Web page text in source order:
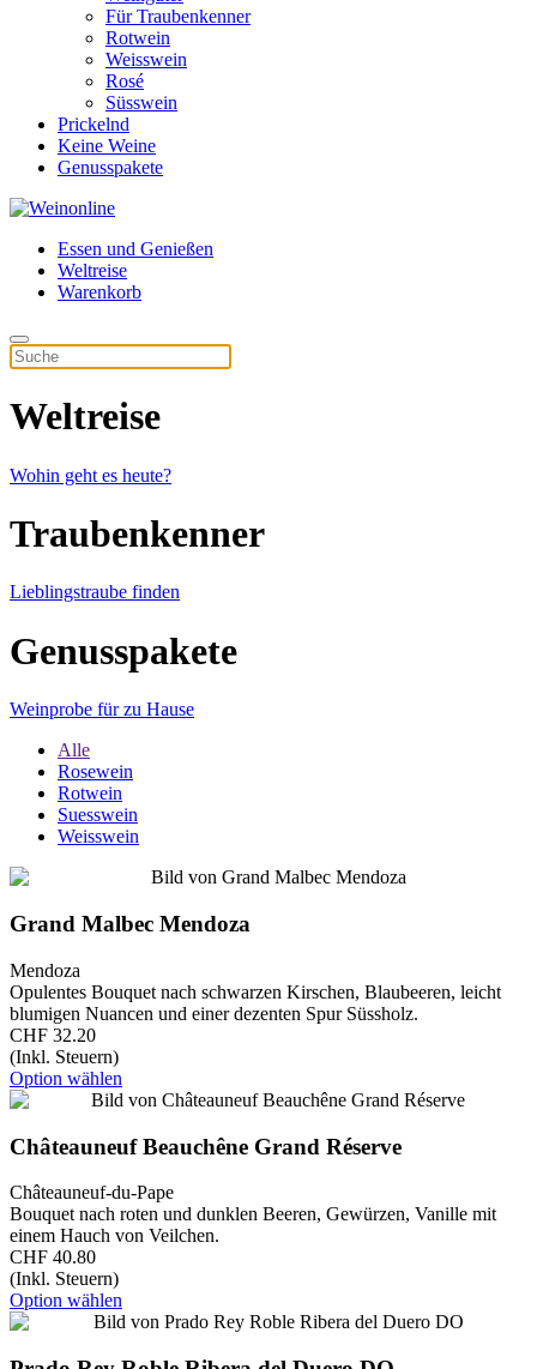
Für Traubenkenner
Rotwein
Weisswein
Rosé
Süsswein
Prickelnd
Keine Weine
Genusspakete
Essen und Genießen
Weltreise
Warenkorb
Weltreise
Wohin geht es heute?
Traubenkenner
Lieblingstraube finden
Genusspakete
Weinprobe für zu Hause
Alle
Rosewein
Rotwein
Suesswein
Weisswein
Grand Malbec Mendoza
Mendoza
Opulentes Bouquet nach schwarzen Kirschen, Blaubeeren, leicht
blumigen Nuancen und einer dezenten Spur Süssholz.
CHF 32.20
(Inkl. Steuern)
Option wählen
Châteauneuf Beauchêne Grand Réserve
Châteauneuf-du-Pape
Bouquet nach roten und dunklen Beeren, Gewürzen, Vanille mit
einem Hauch von Veilchen.
CHF 40.80
(Inkl. Steuern)
Option wählen